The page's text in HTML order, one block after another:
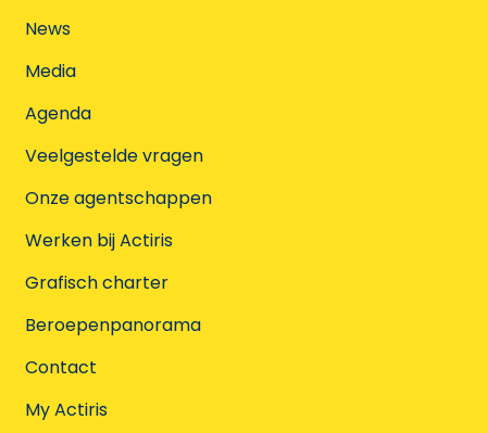
News
Media
Agenda
Veelgestelde vragen
Onze agentschappen
Werken bij Actiris
Grafisch charter
Beroepenpanorama
Contact
My Actiris